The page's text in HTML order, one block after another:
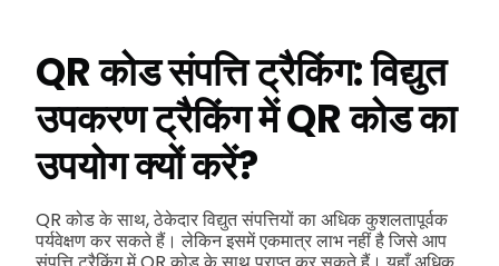
QR कोड संपत्ति ट्रैकिंग: विद्युत
उपकरण ट्रैकिंग में QR कोड का
उपयोग क्यों करें?
QR कोड के साथ, ठेकेदार विद्युत संपत्तियों का अधिक कुशलतापूर्वक
पर्यवेक्षण कर सकते हैं। लेकिन इसमें एकमात्र लाभ नहीं है जिसे आप